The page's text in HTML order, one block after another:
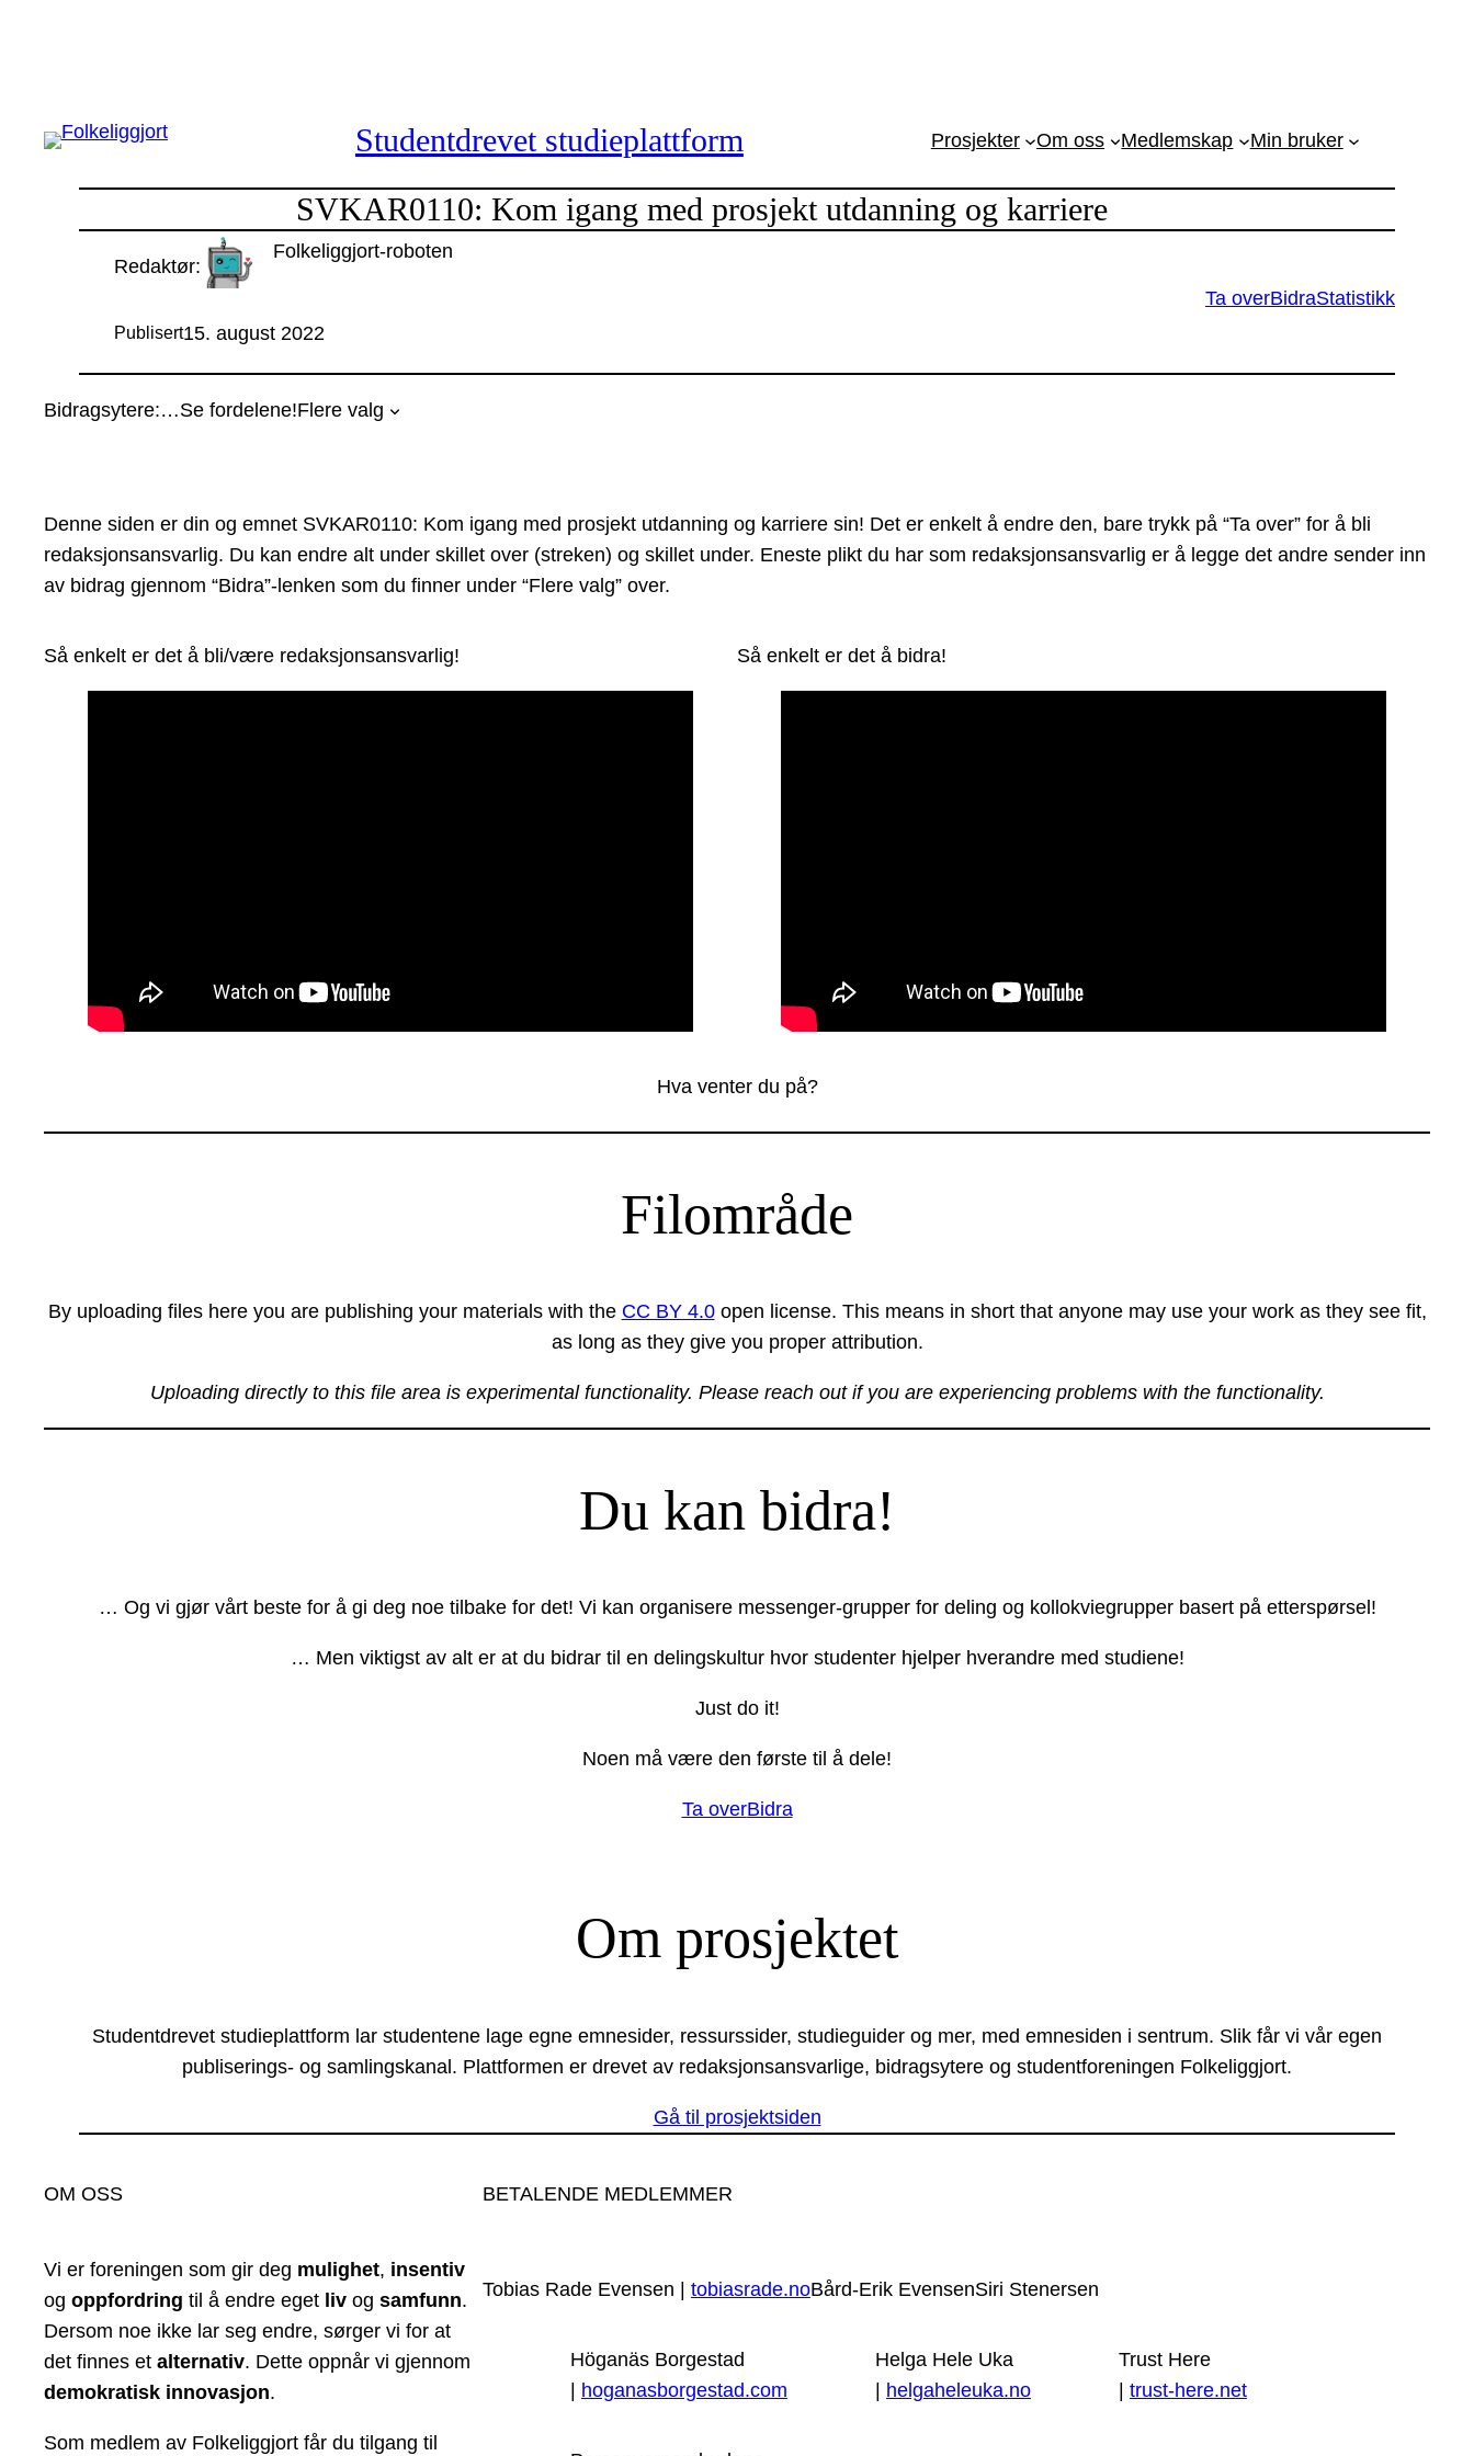
Studentdrevet studieplattform Prosjekter Om oss Medlemskap Min bruker
SVKAR0110: Kom igang med prosjekt utdanning og karriere
Redaktør:
Folkeliggjort-roboten
Publisert15. august 2022
Ta overBidraStatistikk
Bidragsytere:…Se fordelene!Flere valg
Denne siden er din og emnet SVKAR0110: Kom igang med prosjekt utdanning og karriere sin! Det er enkelt å endre den, bare trykk på “Ta over” for å bli
redaksjonsansvarlig. Du kan endre alt under skillet over (streken) og skillet under. Eneste plikt du har som redaksjonsansvarlig er å legge det andre sender inn
av bidrag gjennom “Bidra”-lenken som du finner under “Flere valg” over.
Så enkelt er det å bli/være redaksjonsansvarlig! Så enkelt er det å bidra!
Hva venter du på?
Filområde
By uploading files here you are publishing your materials with the CC BY 4.0open license. This means in short that anyone may use your work as they see fit,
as long as they give you proper attribution.
Uploading directly to this file area is experimental functionality. Please reach out if you are experiencing problems with the functionality.
Du kan bidra!
… Og vi gjør vårt beste for å gi deg noe tilbake for det! Vi kan organisere messenger-grupper for deling og kollokviegrupper basert på etterspørsel!
… Men viktigst av alt er at du bidrar til en delingskultur hvor studenter hjelper hverandre med studiene!
Just do it!
Noen må være den første til å dele!
Ta overBidra
Om prosjektet
Studentdrevet studieplattform lar studentene lage egne emnesider, ressurssider, studieguider og mer, med emnesiden i sentrum. Slik får vi vår egen
publiserings- og samlingskanal. Plattformen er drevet av redaksjonsansvarlige, bidragsytere og studentforeningen Folkeliggjort.
Gå til prosjektsiden
OM OSS
Vi er foreningen som gir deg mulighet, insentiv
og oppfordring til å endre eget liv og samfunn.
Dersom noe ikke lar seg endre, sørger vi for at
det finnes et alternativ. Dette oppnår vi gjennom
demokratisk innovasjon.
Som medlem av Folkeliggjort får du tilgang til
BETALENDE MEDLEMMER
Tobias Rade Evensen | tobiasrade.noBård-Erik EvensenSiri Stenersen
Höganäs Borgestad
| hoganasborgestad.com
Helga Hele Uka
| helgaheleuka.no
Trust Here
| trust-here.net